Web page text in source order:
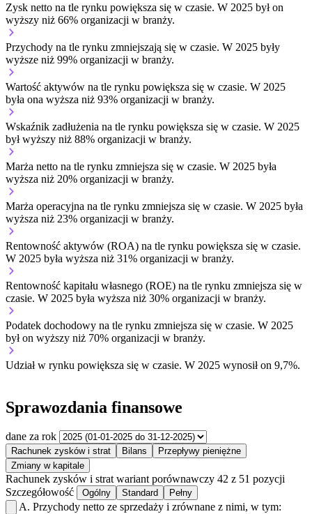
Zysk netto na tle rynku powiększa się w czasie. W 2025 był on
wyższy niż 66% organizacji w branży.
Przychody na tle rynku zmniejszają się w czasie. W 2025 były
wyższe niż 99% organizacji w branży.
Wartość aktywów na tle rynku powiększa się w czasie. W 2025
była ona wyższa niż 93% organizacji w branży.
Wskaźnik zadłużenia na tle rynku powiększa się w czasie. W 2025
był wyższy niż 88% organizacji w branży.
Marża netto na tle rynku zmniejsza się w czasie. W 2025 była
wyższa niż 20% organizacji w branży.
Marża operacyjna na tle rynku zmniejsza się w czasie. W 2025 była
wyższa niż 23% organizacji w branży.
Rentowność aktywów (ROA) na tle rynku powiększa się w czasie.
W 2025 była wyższa niż 31% organizacji w branży.
Rentowność kapitału własnego (ROE) na tle rynku zmniejsza się w
czasie. W 2025 była wyższa niż 30% organizacji w branży.
Podatek dochodowy na tle rynku zmniejsza się w czasie. W 2025
był on wyższy niż 70% organizacji w branży.
Udział w rynku powiększa się w czasie. W 2025 wynosił on 9,7%.
Sprawozdania finansowe
dane za rok
Rachunek zysków i strat Bilans
Przepływy pieniężne
Zmiany w kapitale
Rachunek zysków i strat wariant porównawczy 42 z 51 pozycji
Szczegółowość
Ogólny Standard Pełny
A. Przychody netto ze sprzedaży i zrównane z nimi, w tym: